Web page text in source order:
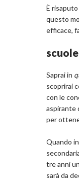
È
questo
efficace,
Saprai in
scoprirai
con le
aspirante
per
Quando
tre anni
sarà da